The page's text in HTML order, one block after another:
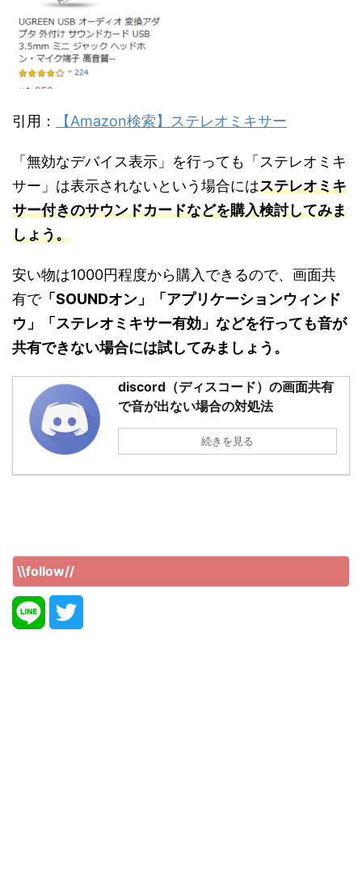
引用： 【Amazon検索】ステレオミキサー
「無効なデバイス表示」を行っても「ステレオミキ
サー」は表示されないという場合にはステレオミキ
サー付きのサウンドカードなどを購入検討してみま
しょう。
安い物は1000円程度から購入できるので、画面共
有で「SOUNDオン」「アプリケーションウィンド
ウ」「ステレオミキサー有効」などを行っても音が
共有できない場合には試してみましょう。
discord（ディスコード）の画面共有
で音が出ない場合の対処法
続きを見る
\\follow//